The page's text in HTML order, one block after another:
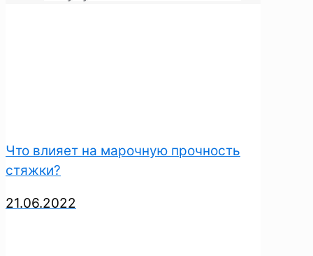
Что влияет на марочную прочность
стяжки?
21.06.2022